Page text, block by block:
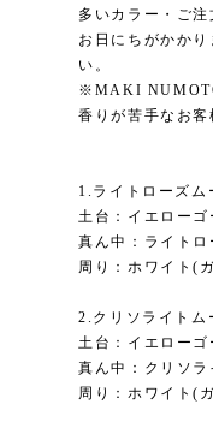
多いカラー・ご
お日にちがかか
い。
※MAKI
香りが苦手なお客
1.ライトローズム
土台：イエローゴ
真ん中：ライトロ
周り：ホワイト(
2.クリソライトム
土台：イエローゴ
真ん中：クリソラ
周り：ホワイト(